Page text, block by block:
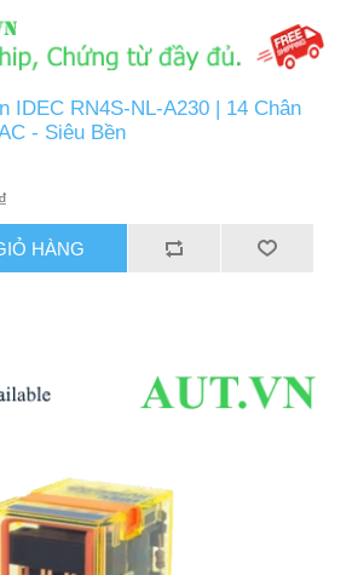
IDEC RN4S-NL-A230 | 14 Chân
- Siêu Bền
HÀNG